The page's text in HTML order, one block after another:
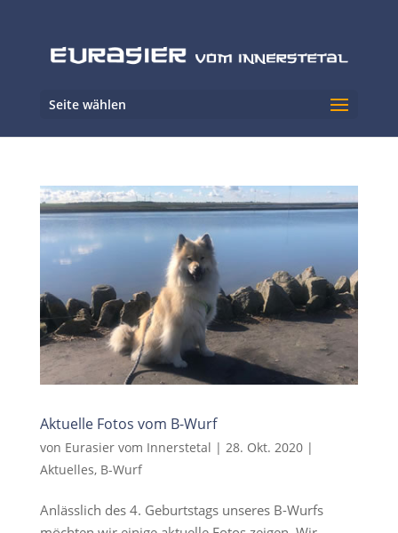
Seite wählen
Aktuelle Fotos vom B-Wurf
von Eurasier vom Innerstetal | 28. Okt. 2020|
Aktuelles, B-Wurf
Anlässlich des 4. Geburtstags unseres B-Wurfs